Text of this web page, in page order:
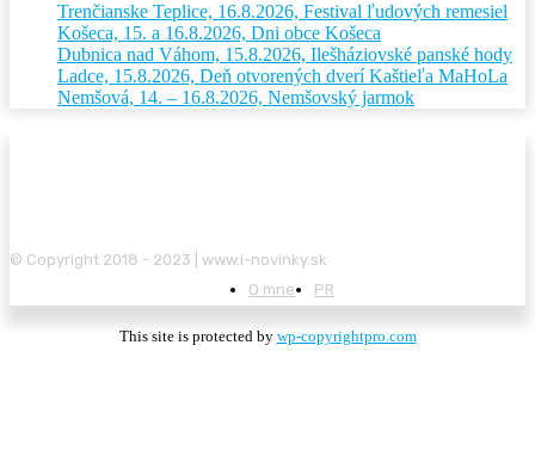
Trenčianske Teplice, 16.8.2026, Festival ľudových remesiel
Košeca, 15. a 16.8.2026, Dni obce Košeca
Dubnica nad Váhom, 15.8.2026, Ilešháziovské panské hody
Ladce, 15.8.2026, Deň otvorených dverí Kaštieľa MaHoLa
Nemšová, 14. – 16.8.2026, Nemšovský jarmok
© Copyright 2018 - 2023 | www.i-novinky.sk
O mne
PR
This site is protected by wp-copyrightpro.com